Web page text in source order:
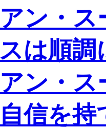
ン・
は順
ン・
信を持